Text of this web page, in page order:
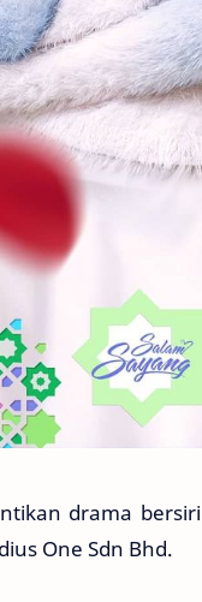
drama
One Sdn Bhd.